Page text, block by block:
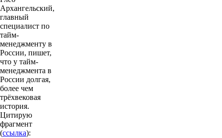
Архангельский,
главный
специалист по
тайм-
менеджменту в
России, пишет,
что у тайм-
менеджмента в
России долгая,
более чем
трёхвековая
история.
Цитирую
фрагмент
(ссылка):